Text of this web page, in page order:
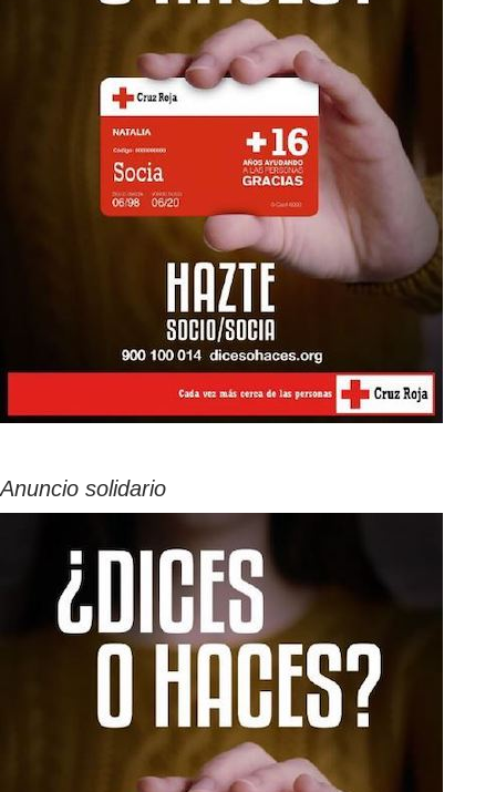
Anuncio solidario